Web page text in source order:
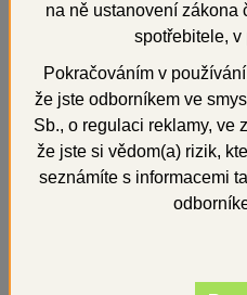
na ně ustanovení zákona
spotřebitele, v
Pokračováním v
že jste odborníkem ve
Sb., o regulaci reklamy, ve
že jste si vědom(a) rizik,
seznámíte s informacemi